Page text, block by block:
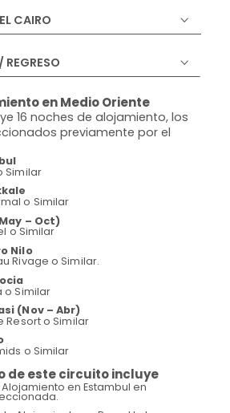
CAIRO
REGRESO
en Medio Oriente
16 noches de alojamiento, los
previamente por el
Similar
o Similar
– Oct)
o Similar
Nilo
Rivage o Similar.
o Similar
(Nov – Abr)
Resort o Similar
o Similar
de este circuito incluye
en Estambul en